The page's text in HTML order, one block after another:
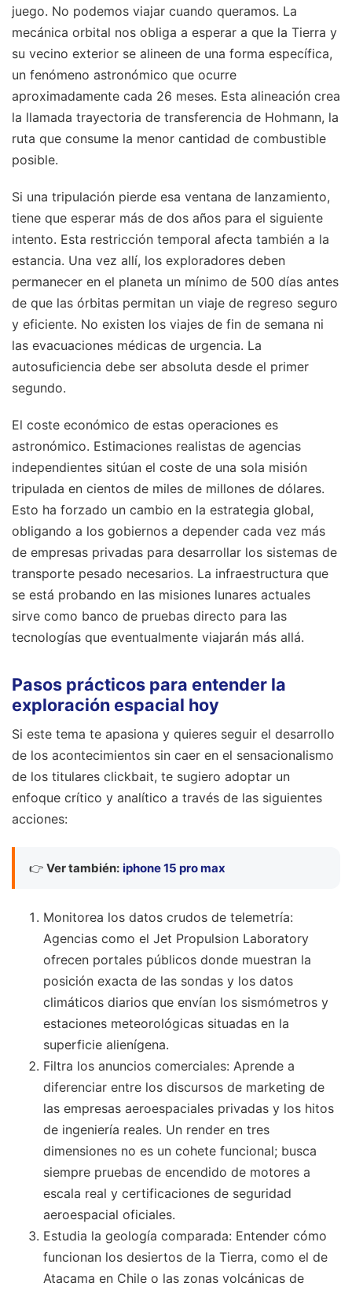
juego. No podemos viajar cuando queramos. La
mecánica orbital nos obliga a esperar a que la Tierra y
su vecino exterior se alineen de una forma específica,
un fenómeno astronómico que ocurre
aproximadamente cada 26 meses. Esta alineación crea
la llamada trayectoria de transferencia de Hohmann, la
ruta que consume la menor cantidad de combustible
posible.
Si una tripulación pierde esa ventana de lanzamiento,
tiene que esperar más de dos años para el siguiente
intento. Esta restricción temporal afecta también a la
estancia. Una vez allí, los exploradores deben
permanecer en el planeta un mínimo de 500 días antes
de que las órbitas permitan un viaje de regreso seguro
y eficiente. No existen los viajes de fin de semana ni
las evacuaciones médicas de urgencia. La
autosuficiencia debe ser absoluta desde el primer
segundo.
El coste económico de estas operaciones es
astronómico. Estimaciones realistas de agencias
independientes sitúan el coste de una sola misión
tripulada en cientos de miles de millones de dólares.
Esto ha forzado un cambio en la estrategia global,
obligando a los gobiernos a depender cada vez más
de empresas privadas para desarrollar los sistemas de
transporte pesado necesarios. La infraestructura que
se está probando en las misiones lunares actuales
sirve como banco de pruebas directo para las
tecnologías que eventualmente viajarán más allá.
Pasos prácticos para entender la
exploración espacial hoy
Si este tema te apasiona y quieres seguir el desarrollo
de los acontecimientos sin caer en el sensacionalismo
de los titulares clickbait, te sugiero adoptar un
enfoque crítico y analítico a través de las siguientes
acciones:
👉 Ver también: iphone 15 pro max
Monitorea los datos crudos de telemetría:
Agencias como el Jet Propulsion Laboratory
ofrecen portales públicos donde muestran la
posición exacta de las sondas y los datos
climáticos diarios que envían los sismómetros y
estaciones meteorológicas situadas en la
superficie alienígena.
Filtra los anuncios comerciales: Aprende a
diferenciar entre los discursos de marketing de
las empresas aeroespaciales privadas y los hitos
de ingeniería reales. Un render en tres
dimensiones no es un cohete funcional; busca
siempre pruebas de encendido de motores a
escala real y certificaciones de seguridad
aeroespacial oficiales.
Estudia la geología comparada: Entender cómo
funcionan los desiertos de la Tierra, como el de
Atacama en Chile o las zonas volcánicas de